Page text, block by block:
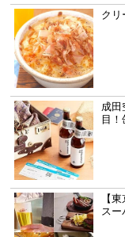
クリ
成田
目！
【
スー